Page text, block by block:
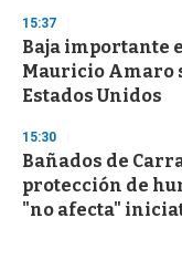
15:37
Baja importante
Mauricio Amaro
Estados Unidos
15:30
Bañados de
protección de
"no afecta"